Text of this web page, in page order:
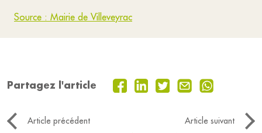
Source : Mairie de Villeveyrac
Partagez l'article
Article précédent
Article suivant